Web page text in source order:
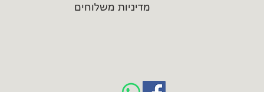
מדיניות משלוחים